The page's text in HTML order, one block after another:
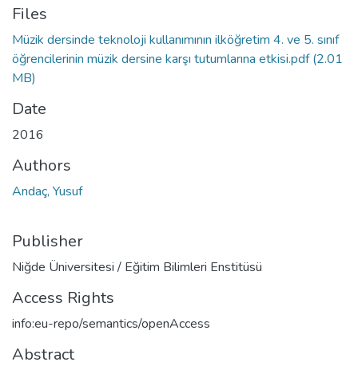
Files
Müzik dersinde teknoloji kullanımının ilköğretim 4. ve 5. sınıf
öğrencilerinin müzik dersine karşı tutumlarına etkisi.pdf(2.01
MB)
Date
2016
Authors
Andaç, Yusuf
Publisher
Niğde Üniversitesi / Eğitim Bilimleri Enstitüsü
Access Rights
info:eu-repo/semantics/openAccess
Abstract